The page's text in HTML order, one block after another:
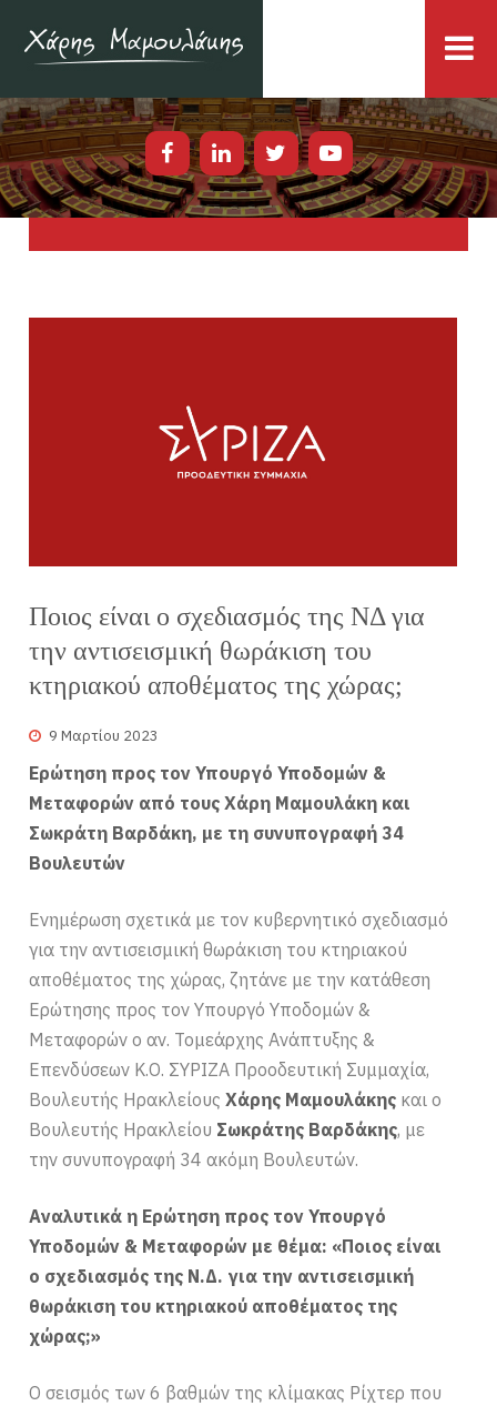
Ποιος είναι ο σχεδιασμός της ΝΔ για
την αντισεισμική θωράκιση του
κτηριακού αποθέματος της χώρας;
9 Μαρτίου 2023
Ερώτηση προς τον Υπουργό Υποδομών &
Μεταφορών από τους Χάρη Μαμουλάκη και
Σωκράτη Βαρδάκη, με τη συνυπογραφή 34
Βουλευτών
Ενημέρωση σχετικά με τον κυβερνητικό σχεδιασμό
για την αντισεισμική θωράκιση του κτηριακού
αποθέματος της χώρας, ζητάνε με την κατάθεση
Ερώτησης προς τον Υπουργό Υποδομών &
Μεταφορών ο αν. Τομεάρχης Ανάπτυξης &
Επενδύσεων Κ.Ο. ΣΥΡΙΖΑ Προοδευτική Συμμαχία,
Βουλευτής ΗρακλείουςΧάρης Μαμουλάκης και ο
Βουλευτής Ηρακλείου Σωκράτης Βαρδάκης, με
την συνυπογραφή 34 ακόμη Βουλευτών.
Αναλυτικά η Ερώτηση προς τον Υπουργό
Υποδομών & Μεταφορών με θέμα: «Ποιος είναι
ο σχεδιασμός της Ν.Δ. για την αντισεισμική
θωράκιση του κτηριακού αποθέματος της
χώρας;»
Ο σεισμός των 6 βαθμών της κλίμακας Ρίχτερ που